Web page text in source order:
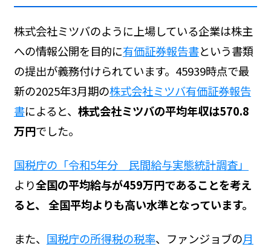
株式会社ミツバのように上場している企業は株主
への情報公開を目的に有価証券報告書という書類
の提出が義務付けられています。45939時点で最
新の2025年3月期の株式会社ミツバ有価証券報告
書によると、 株式会社ミツバの平均年収は570.8
万円でした。
国税庁の「令和5年分 民間給与実態統計調査」
より全国の平均給与が459万円であることを考え
ると、 全国平均よりも高い水準となっています。
また、 国税庁の所得税の税率、ファンジョブの月